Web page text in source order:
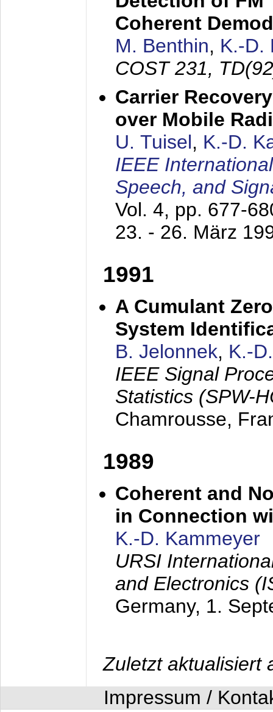
Coherent
M. Benthin, K.-D.
COST 231,
Carrier
over Mobile
U. Tuisel, K.-D.
IEEE
Speech, and
Vol. 4, pp. 677-
23. - 26. März
1991
A Cumulant
System
B. Jelonnek, K.-
IEEE Signal
Statistics (SPW-
Chamrousse,
1989
Coherent and
in Connection
K.-D. Kammeyer
URSI
and Electronics
Germany, 1.
Zuletzt aktualisiert
Impressum /